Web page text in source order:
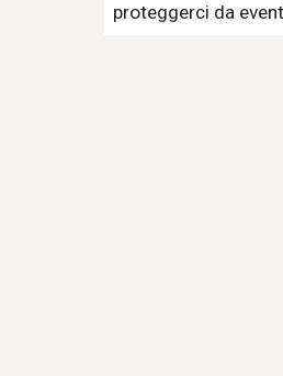
proteggerci da